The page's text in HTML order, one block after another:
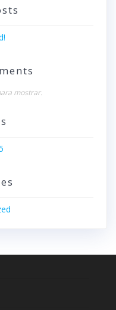
mostrar.